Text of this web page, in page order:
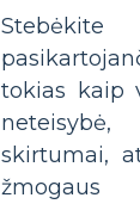
Stebėkite
tokias kaip
skirtumai,
žmogaus